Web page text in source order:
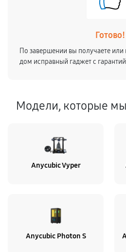
Готово!
По завершении вы получаете или
дом исправный гаджет с
Модели, которые
Anycubic Vyper
Anycubic Photon S